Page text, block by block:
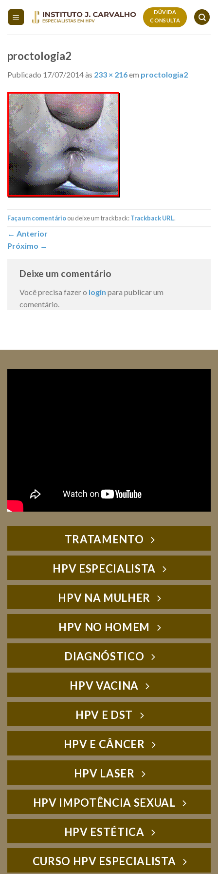
DÚVIDA
CONSULTA
proctologia2
Publicado 17/07/2014às 233 × 216em proctologia2
Faça um comentárioou deixe um trackback:Trackback URL.
← Anterior
Próximo →
Deixe um comentário
Você precisa fazer o login para publicar um
comentário.
TRATAMENTO
HPV ESPECIALISTA
HPV NA MULHER
HPV NO HOMEM
DIAGNÓSTICO
HPV VACINA
HPV E DST
HPV E CÂNCER
HPV LASER
HPV IMPOTÊNCIA SEXUAL
HPV ESTÉTICA
CURSO HPV ESPECIALISTA